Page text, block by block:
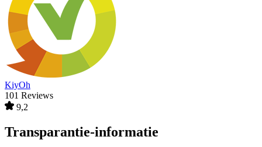
KiyOh
101 Reviews
9,2
Transparantie-informatie